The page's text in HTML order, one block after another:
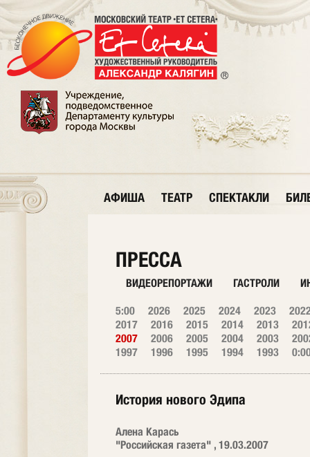
АФИША ТЕАТР СПЕКТАКЛИ
ПРЕССА
ВИДЕОРЕПОРТАЖИ ГАСТРОЛИ
5:00 2026 2025 2024 2023
2017
2016 2015 2014 2013
2007
2006 2005 2004 2003
1997
1996 1995 1994 1993
История нового Эдипа
Алена Карась
"Российская газета" , 19.03.2007